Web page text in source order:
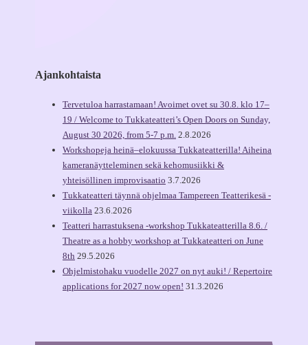
Ajankohtaista
Tervetuloa harrastamaan! Avoimet ovet su 30.8. klo 17–
19 / Welcome to Tukkateatteri’s Open Doors on Sunday,
August 30 2026, from 5-7 p.m. 2.8.2026
Workshopeja heinä–elokuussa Tukkateatterilla! Aiheina
kameranäytteleminen sekä kehomusiikki &
yhteisöllinen improvisaatio 3.7.2026
Tukkateatteri täynnä ohjelmaa Tampereen Teatterikesä -
viikolla 23.6.2026
Teatteri harrastuksena -workshop Tukkateatterilla 8.6. /
Theatre as a hobby workshop at Tukkateatteri on June
8th 29.5.2026
Ohjelmistohaku vuodelle 2027 on nyt auki! / Repertoire
applications for 2027 now open! 31.3.2026